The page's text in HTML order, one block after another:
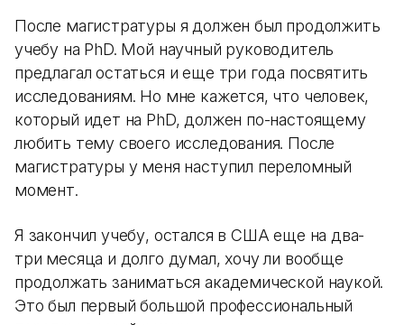
После магистратуры я должен был продолжить
учебу на PhD. Мой научный руководитель
предлагал остаться и еще три года посвятить
исследованиям. Но мне кажется, что человек,
который идет на PhD, должен по-настоящему
любить тему своего исследования. После
магистратуры у меня наступил переломный
момент.
Я закончил учебу, остался в США еще на два-
три месяца и долго думал, хочу ли вообще
продолжать заниматься академической наукой.
Это был первый большой профессиональный